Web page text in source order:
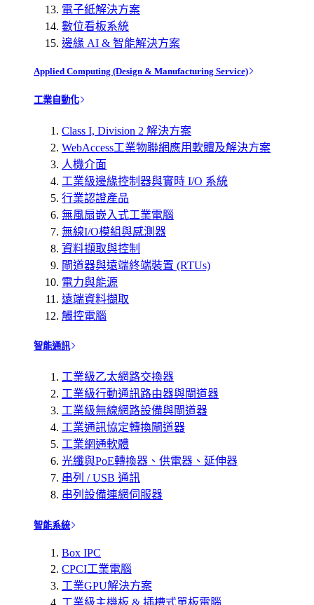
電子紙解決方案
數位看板系統
邊緣 AI & 智能解決方案
Applied Computing (Design & Manufacturing Service)
工業自動化
Class I, Division 2 解決方案
WebAccess工業物聯網應用軟體及解決方案
人機介面
工業級邊緣控制器與實時 I/O 系統
行業認證產品
無風扇嵌入式工業電腦
無線I/O模組與感測器
資料擷取與控制
閘道器與遠端終端裝置 (RTUs)
電力與能源
遠端資料擷取
觸控電腦
智能通訊
工業級乙太網路交換器
工業級行動通訊路由器與閘道器
工業級無線網路設備與閘道器
工業通訊協定轉換閘道器
工業網通軟體
光纖與PoE轉換器、供電器、延伸器
串列 / USB 通訊
串列設備連網伺服器
智能系統
Box IPC
CPCI工業電腦
工業GPU解決方案
工業級主機板 & 插槽式單板電腦